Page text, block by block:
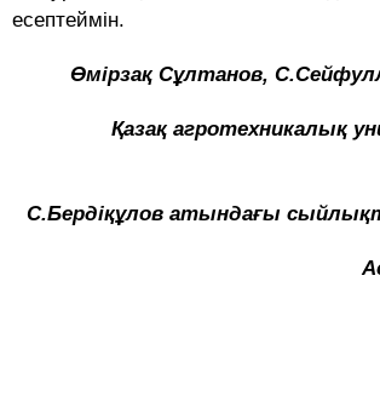
есептеймін.
Өмірзақ Сұлтанов,
Қазақ агротехникалық
С.Бердіқұлов атындағы